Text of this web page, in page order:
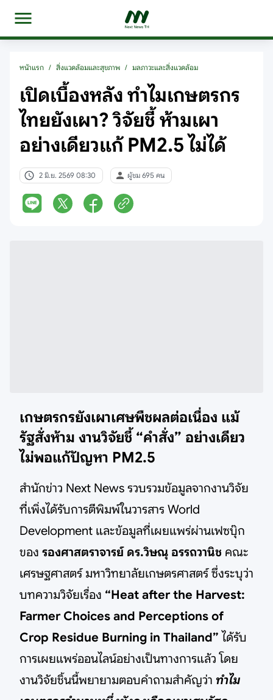
หน้าแรก / สิ่งแวดล้อมและสุขภาพ / มลภาวะและสิ่งแวดล้อม
เปิดเบื้องหลัง ทำไมเกษตรกร
ไทยยังเผา? วิจัยชี้ ห้ามเผา
อย่างเดียวแก้ PM2.5 ไม่ได้
2 มิ.ย. 2569 08:30 ผู้ชม 695 คน
เกษตรกรยังเผาเศษพืชผลต่อเนื่อง แม้
รัฐสั่งห้าม งานวิจัยชี้ “คำสั่ง” อย่างเดียว
ไม่พอแก้ปัญหา PM2.5
สำนักข่าว Next News รวบรวมข้อมูลจากงานวิจัย
ที่เพิ่งได้รับการตีพิมพ์ในวารสาร World
Development และข้อมูลที่เผยแพร่ผ่านเฟซบุ๊ก
ของ รองศาสตราจารย์ ดร.วิษณุ อรรถวานิช คณะ
เศรษฐศาสตร์ มหาวิทยาลัยเกษตรศาสตร์ ซึ่งระบุว่า
บทความวิจัยเรื่อง “Heat after the Harvest:
Farmer Choices and Perceptions of
Crop Residue Burning in Thailand” ได้รับ
การเผยแพร่ออนไลน์อย่างเป็นทางการแล้ว โดย
งานวิจัยชิ้นนี้พยายามตอบคำถามสำคัญว่า ทำไม